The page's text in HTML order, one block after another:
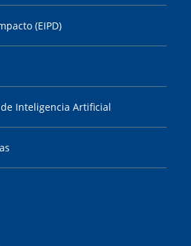
(EIPD)
de Inteligencia Artificial